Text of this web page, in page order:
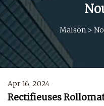
Maison >
Apr 16, 2024
Rectifieuses